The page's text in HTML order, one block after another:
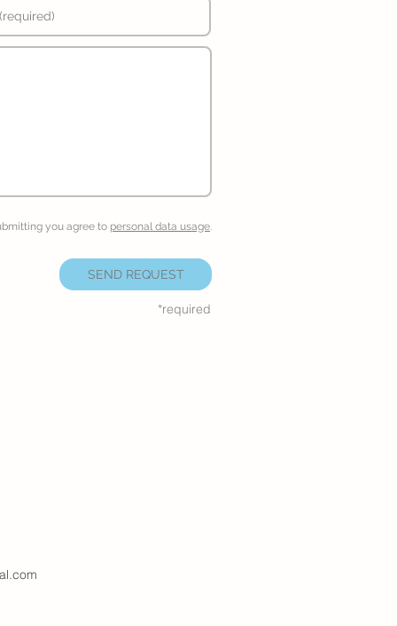
you agree to personal data usage.
SEND REQUEST
*required